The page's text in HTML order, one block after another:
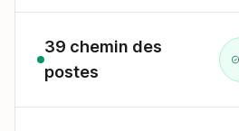
39 chemin des
postes